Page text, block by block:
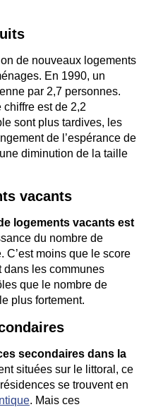
de nouveaux logements
En 1990, un
par 2,7 personnes.
est de 2,2
sont plus tardives, les
de l’espérance de
diminution de la taille
vacants
logements vacants est
du nombre de
C’est moins que le score
dans les communes
que le nombre de
plus fortement.
secondaires dans la
situées sur le littoral, ce
se trouvent en
. Mais ces